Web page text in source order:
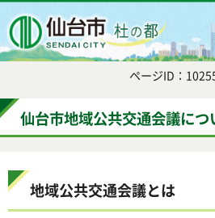
ページID：
仙台市地域公共交通会議につ
地域公共交通会議とは